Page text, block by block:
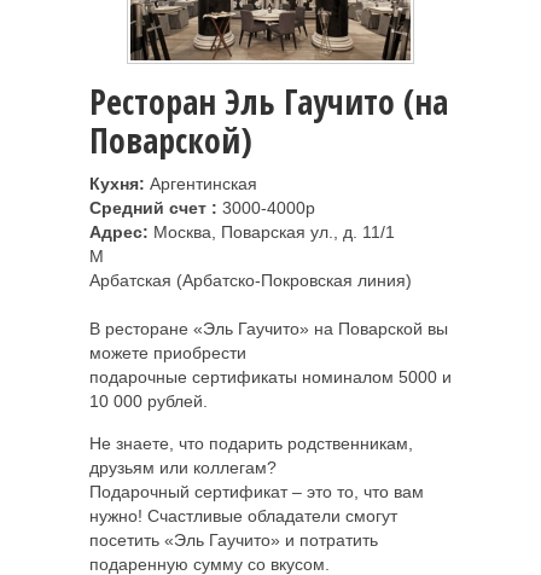
Ресторан Эль Гаучито (на
Поварской)
Кухня: Аргентинская
Средний счет : 3000-4000р
Адрес: Москва, Поварская ул., д. 11/1
M
Арбатская (Арбатско-Покровская линия)
В ресторане «Эль Гаучито» на Поварской вы
можете приобрести
подарочные сертификаты номиналом 5000 и
10 000 рублей.
Не знаете, что подарить родственникам,
друзьям или коллегам?
Подарочный сертификат – это то, что вам
нужно! Счастливые обладатели смогут
посетить «Эль Гаучито» и потратить
подаренную сумму со вкусом.